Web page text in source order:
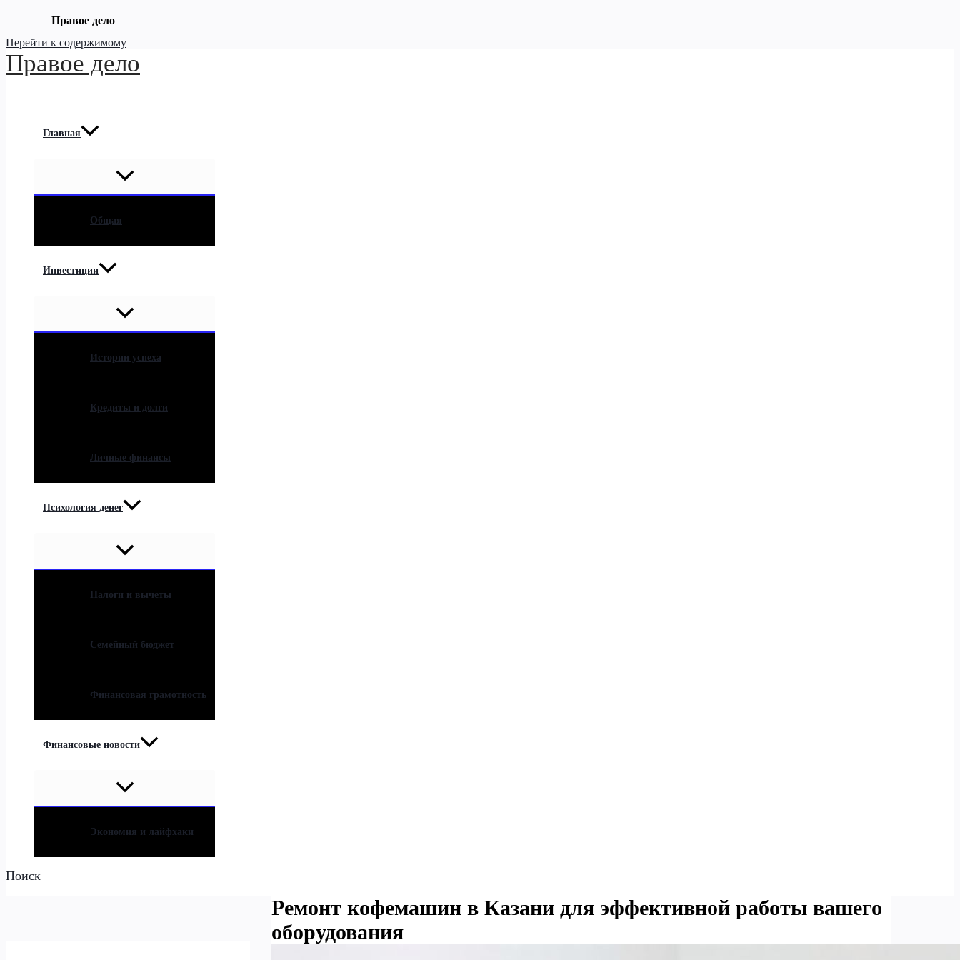
Правое дело
Перейти к содержимому
Правое дело
Главная
Общая
Инвестиции
Истории успеха
Кредиты и долги
Личные финансы
Психология денег
Налоги и вычеты
Семейный бюджет
Финансовая грамотность
Финансовые новости
Экономия и лайфхаки
Поиск
Ремонт кофемашин в Казани для эффективной работы вашего
оборудования